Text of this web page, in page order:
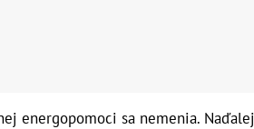
energopomoci sa nemenia. Naďalej